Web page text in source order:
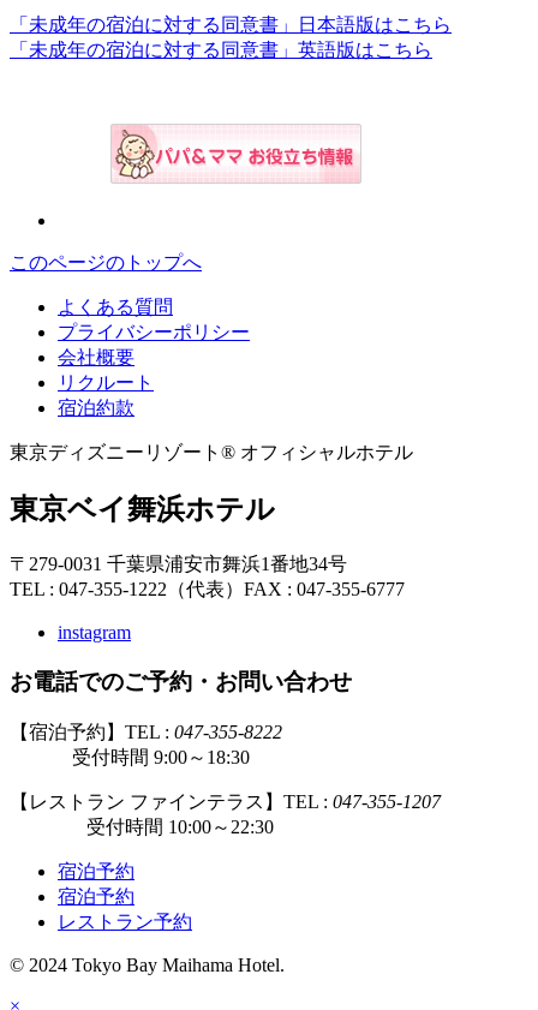
「未成年の宿泊に対する同意書」日本語版はこちら
「未成年の宿泊に対する同意書」英語版はこちら
このページのトップへ
よくある質問
プライバシーポリシー
会社概要
リクルート
宿泊約款
東京ディズニーリゾート® オフィシャルホテル
東京ベイ舞浜ホテル
〒279-0031 千葉県浦安市舞浜1番地34号
TEL : 047-355-1222（代表） FAX : 047-355-6777
instagram
お電話でのご予約・お問い合わせ
【宿泊予約】TEL : 047-355-8222
受付時間 9:00～18:30
【レストラン ファインテラス】TEL : 047-355-1207
受付時間 10:00～22:30
宿泊予約
宿泊予約
レストラン予約
© 2024 Tokyo Bay Maihama Hotel.
×